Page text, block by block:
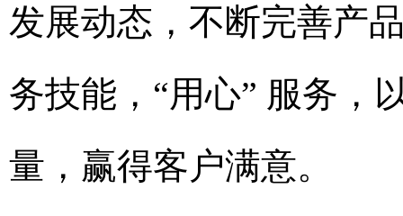
发展动态，不断完善产
务技能， “用心” 服务，
量，赢得客户满意。